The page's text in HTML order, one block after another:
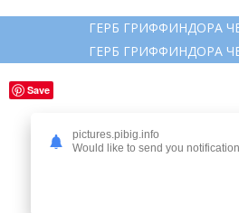
ГЕРБ ГРИФФИНДОРА
ГЕРБ ГРИФФИНДОРА
pictures.pibig.info
Would like to send you
Save